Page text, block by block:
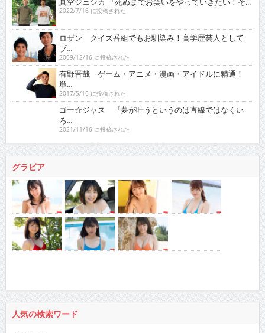
ロザン クイズ番組でもお馴染み！高学歴芸人として
2009/12/16 に投稿された
有野晋哉 ゲーム・アニメ・漫画・アイドルに精通！
単...
2017/5/16 に投稿された
ゴー☆ジャス 『夢が叶うというのは直線ではなくい
ろ...
2021/11/16 に投稿された
徳江かな